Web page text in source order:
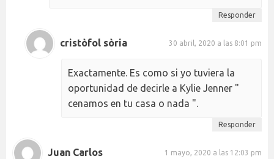
Responder
cristòfol sòria 30 abril, 2020 a las 8:01 pm
Exactamente. Es como si yo tuviera la
oportunidad de decirle a Kylie Jenner "
cenamos en tu casa o nada ".
Responder
Juan Carlos 1 mayo, 2020 a las 12:03 pm